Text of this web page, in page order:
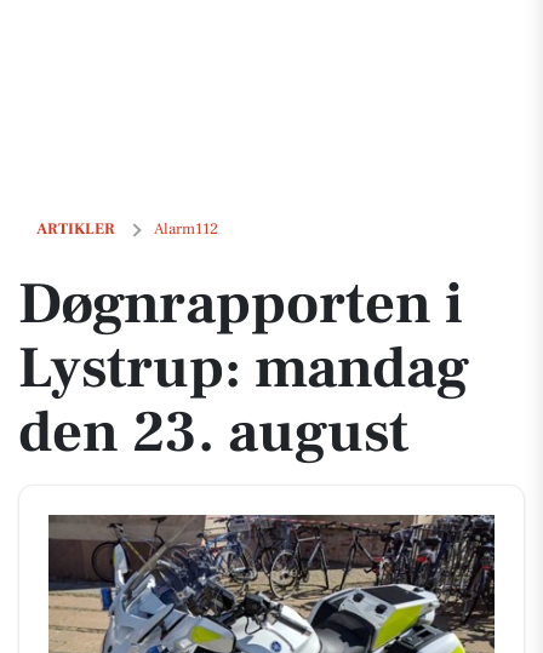
ARTIKLER Alarm112
Døgnrapporten i Lystrup: mandag den 23. august
Døgnrapporten i
Lystrup: mandag
den 23. august